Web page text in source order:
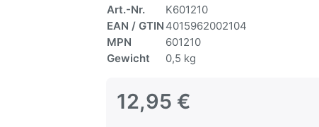
Art.-Nr.
K601210
EAN / GTIN 4015962002104
MPN
601210
Gewicht
0,5 kg
12,95 €